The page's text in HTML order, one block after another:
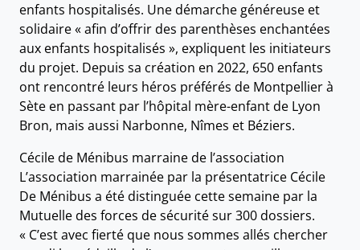
enfants hospitalisés. Une démarche généreuse et
solidaire « afin d’offrir des parenthèses enchantées
aux enfants hospitalisés », expliquent les initiateurs
du projet. Depuis sa création en 2022, 650 enfants
ont rencontré leurs héros préférés de Montpellier à
Sète en passant par l’hôpital mère-enfant de Lyon
Bron, mais aussi Narbonne, Nîmes et Béziers.
Cécile de Ménibus marraine de l’association
L’association marrainée par la présentatrice Cécile
De Ménibus a été distinguée cette semaine par la
Mutuelle des forces de sécurité sur 300 dossiers.
« C’est avec fierté que nous sommes allés chercher